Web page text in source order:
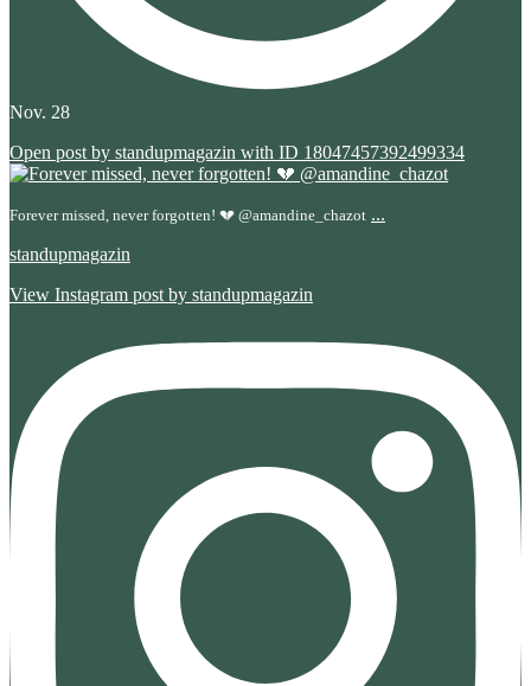
Nov. 28
Open post by standupmagazin with ID 18047457392499334
Forever missed, never forgotten! 💔 @amandine_chazot ...
standupmagazin
View Instagram post by standupmagazin